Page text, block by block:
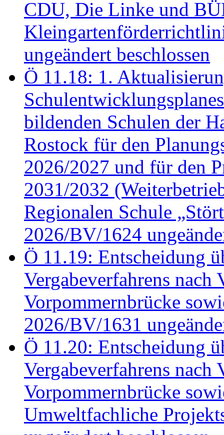
CDU, Die Linke und
ungeändert beschlossen
Ö 11.18: 1.
bildenden Schulen der
Rostock für den
2026/2027 und für den
2031/2032
Regionalen Schule
2026/BV/1624
Ö 11.19: Entscheidung
Vergabeverfahrens
Vorpommernbrücke
2026/BV/1631
Ö 11.20: Entscheidung
Vergabeverfahrens
Vorpommernbrücke
Umweltfachliche